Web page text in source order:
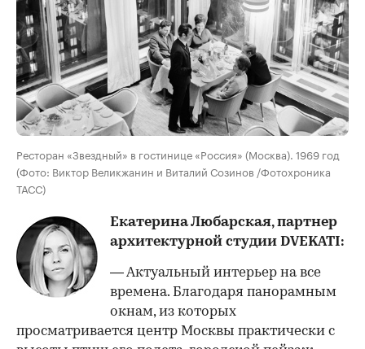
Ресторан «Звездный» в гостинице «Россия» (Москва). 1969 год
(Фото: Виктор Великжанин и Виталий Созинов /Фотохроника
ТАСС)
Екатерина Любарская, партнер
архитектурной студии DVEKATI:
— Актуальный интерьер на все
времена. Благодаря панорамным
окнам, из которых
просматривается центр Москвы практически с